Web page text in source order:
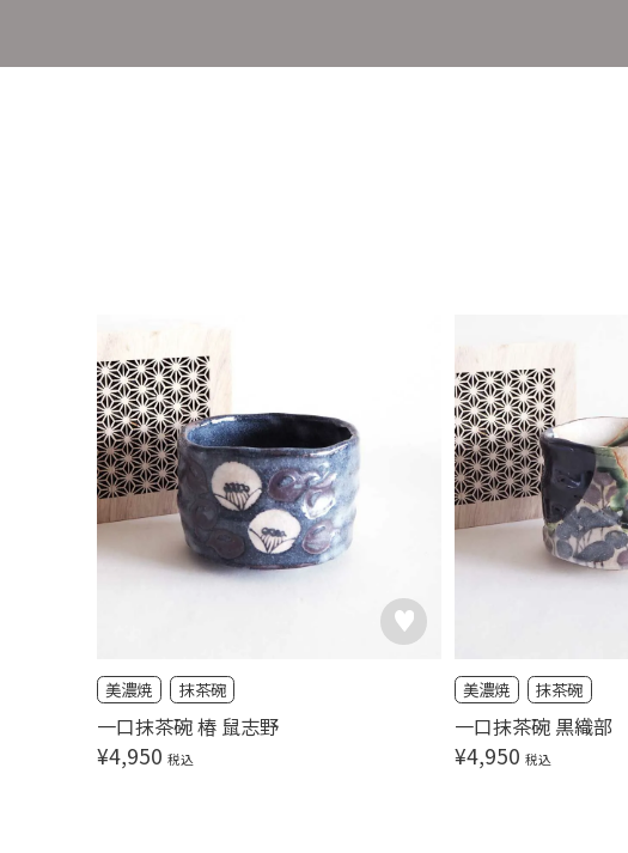
一口抹茶碗 椿 鼠志野
美濃焼 抹茶碗
¥4,950 税込
一口抹茶碗 黒織部
美濃焼 抹茶碗
¥4,950 税込